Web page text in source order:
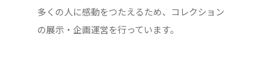
多くの人に感動をつたえるため、コレクション
の展示・企画運営を行っています。